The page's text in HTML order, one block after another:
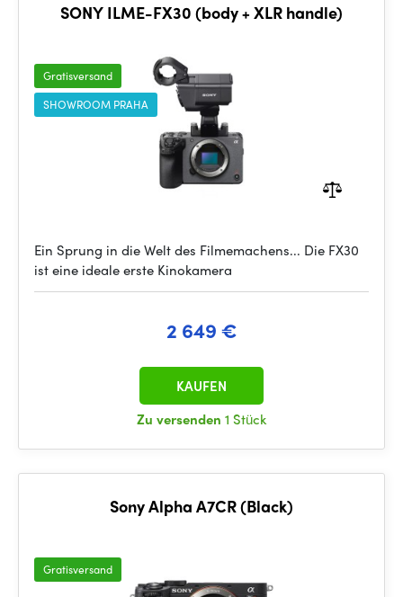
SONY ILME-FX30 (body + XLR handle)
Gratisversand
SHOWROOM PRAHA
Ein Sprung in die Welt des Filmemachens... Die FX30
ist eine ideale erste Kinokamera
2 649 €
Zu versenden 1 Stück
KAUFEN
Sony Alpha A7CR (Black)
Gratisversand